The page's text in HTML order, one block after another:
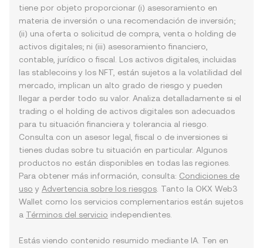
tiene por objeto proporcionar (i) asesoramiento en
materia de inversión o una recomendación de inversión;
(ii) una oferta o solicitud de compra, venta o holding de
activos digitales; ni (iii) asesoramiento financiero,
contable, jurídico o fiscal. Los activos digitales, incluidas
las stablecoins y los NFT, están sujetos a la volatilidad del
mercado, implican un alto grado de riesgo y pueden
llegar a perder todo su valor. Analiza detalladamente si el
trading o el holding de activos digitales son adecuados
para tu situación financiera y tolerancia al riesgo.
Consulta con un asesor legal, fiscal o de inversiones si
tienes dudas sobre tu situación en particular. Algunos
productos no están disponibles en todas las regiones.
Para obtener más información, consulta: Condiciones de
uso y Advertencia sobre los riesgos . Tanto la OKX Web3
Wallet como los servicios complementarios están sujetos
a Términos del servicio independientes.
Estás viendo contenido resumido mediante IA. Ten en